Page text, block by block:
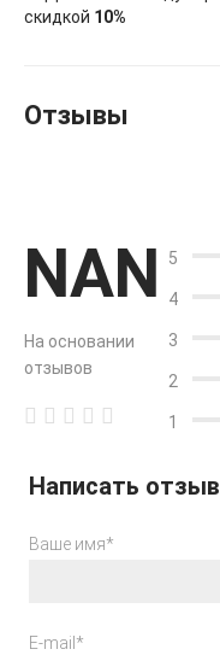
скидкой 10%
Отзывы
NAN
На основании
отзывов
5
4
3
2
1
Написать отзыв
Ваше имя*
E-mail*